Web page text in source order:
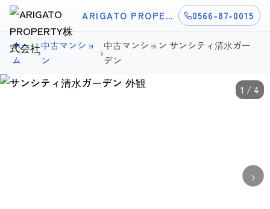
ARIGATO PROPERTY株式会社 0566-87-0015
ホー
ム
›
中古マンショ
ン
›
中古マンション サンシティ清水ガー
デン
›
1 / 4